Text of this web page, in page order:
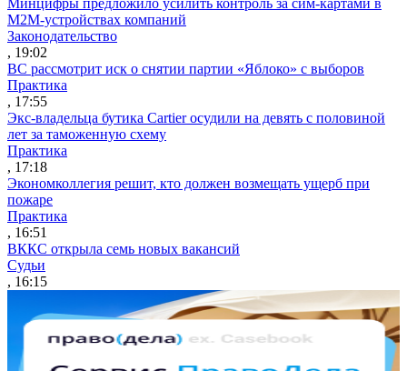
M2M-устройствах компаний
Законодательство
, 19:02
ВС рассмотрит иск о снятии партии «Яблоко» с выборов
Практика
, 17:55
Экс-владельца бутика Cartier осудили на девять с половиной
лет за таможенную схему
Практика
, 17:18
Экономколлегия решит, кто должен возмещать ущерб при
пожаре
Практика
, 16:51
ВККС открыла семь новых вакансий
Судьи
, 16:15